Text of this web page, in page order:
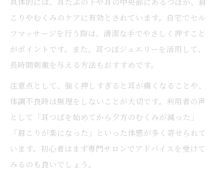
こりやむくみのケアに有効とされています。自宅でセル
フマッサージを行う際は、清潔な手でやさしく押すこと
がポイントです。また、耳つぼジュエリーを活用して、
長時間刺激を与える方法もおすすめです。
注意点として、強く押しすぎると耳が痛くなることや、
体調不良時は無理をしないことが大切です。利用者の声
として「耳つぼを始めてから夕方のむくみが減った」
「肩こりが楽になった」といった体感が多く寄せられて
います。初心者はまず専門サロンでアドバイスを受けて
みるのも良いでしょう。